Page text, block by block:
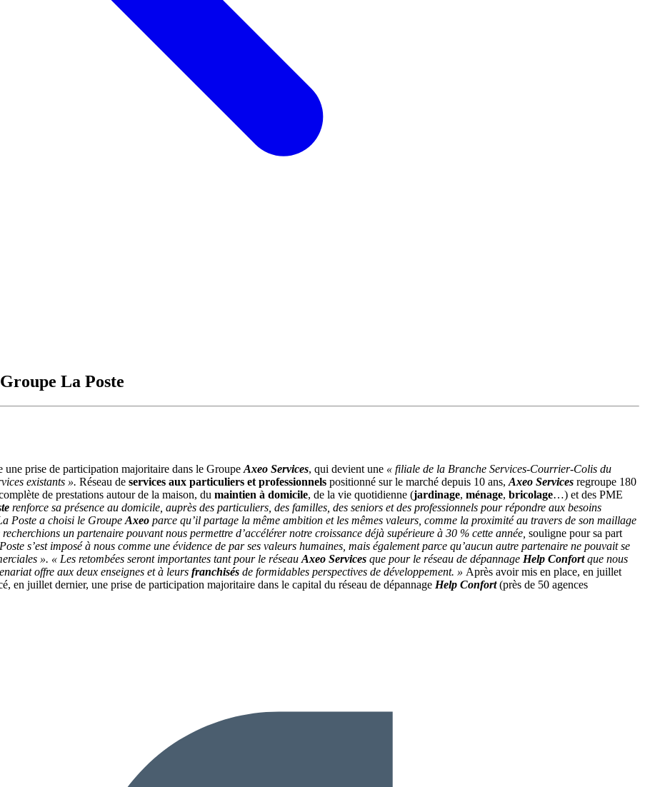
La Poste
prise de participation majoritaire dans le Groupe Axeo Services, qui devient une « filiale de la Branche Services-Courrier-Colis du
existants ». Réseau de services aux particuliers et professionnels positionné sur le marché depuis 10 ans, Axeo Services regroupe 180
de prestations autour de la maison, du maintien à domicile, de la vie quotidienne (jardinage, ménage, bricolage…) et des PME
renforce sa présence au domicile, auprès des particuliers, des familles, des seniors et des professionnels pour répondre aux besoins
Poste a choisi le Groupe Axeo parce qu’il partage la même ambition et les mêmes valeurs, comme la proximité au travers de son maillage
recherchions un partenaire pouvant nous permettre d’accélérer notre croissance déjà supérieure à 30 % cette année, souligne pour sa part
s’est imposé à nous comme une évidence de par ses valeurs humaines, mais également parce qu’aucun autre partenaire ne pouvait se
». « Les retombées seront importantes tant pour le réseau Axeo Services que pour le réseau de dépannage Help Confortque nous
offre aux deux enseignes et à leurs franchisés de formidables perspectives de développement. » Après avoir mis en place, en juillet
en juillet dernier, une prise de participation majoritaire dans le capital du réseau de dépannage Help Confort(près de 50 agences